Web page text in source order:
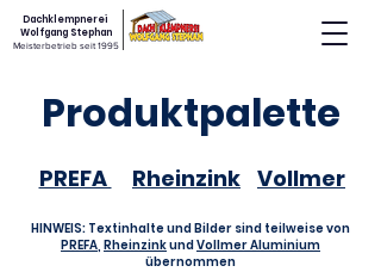
Dachklempnerei
Wolfgang Stephan
Meisterbetrieb seit 1995
Produktpalette
PREFA Rheinzink Vollmer
HINWEIS: Textinhalte und Bilder sind teilweise von
PREFA, RheinzinkundVollmer Aluminium
übernommen